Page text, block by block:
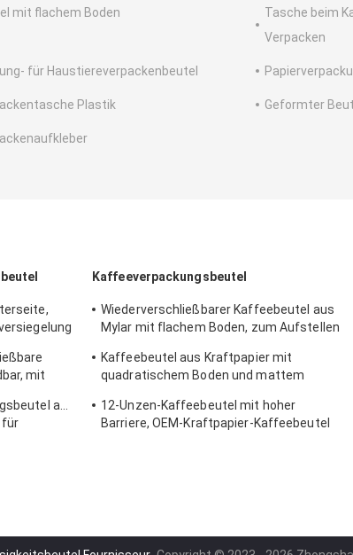
mit flachem Boden
Tasche beim
Verpacken
für Haustiereverpackenbeutel
Plastik Geformter
mit
aus
für
Kaffeeverpackungsbeutel
Wiederverschließbarer Kaffeebeutel aus
Mylar mit flachem Boden, zum Aufstellen
Kaffeebeutel aus Kraftpapier mit
quadratischem Boden und mattem
12-Unzen-Kaffeebeutel mit hoher
Barriere, OEM-Kraftpapier-Kaffeebeutel